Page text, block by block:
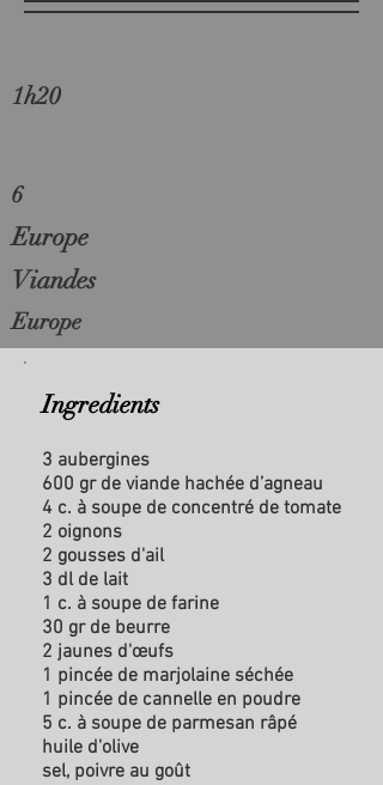
1h20
6
Europe
Viandes
Europe
Ingredients
3 aubergines
600 gr de viande hachée d’agneau
4 c. à soupe de concentré de tomate
2 oignons
2 gousses d'ail
3 dl de lait
1 c. à soupe de farine
30 gr de beurre
2 jaunes d'œufs
1 pincée de marjolaine séchée
1 pincée de cannelle en poudre
5 c. à soupe de parmesan râpé
huile d'olive
sel, poivre au goût